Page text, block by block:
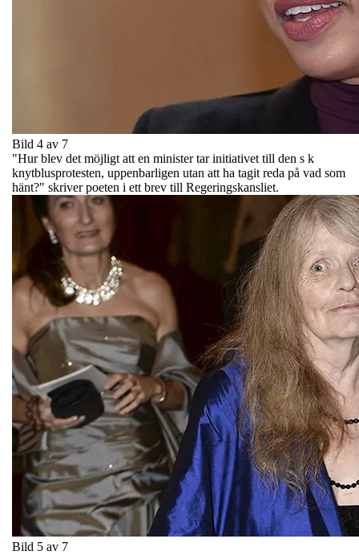
Bild 4 av 7
"Hur blev det möjligt att en minister tar initiativet till den s k
knytblusprotesten, uppenbarligen utan att ha tagit reda på vad som
hänt?" skriver poeten i ett brev till Regeringskansliet.
Bild 5 av 7